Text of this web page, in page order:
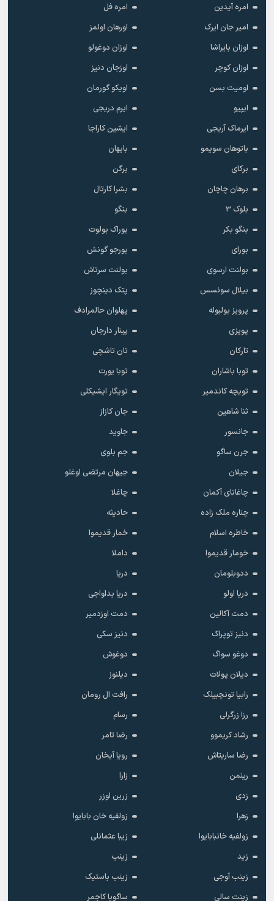
امره آیدین
امره فل
امیر جان ایرک
اورهان اولمز
اوزان بایراشا
اوزان دوغولو
اوزان کوچر
اوزجان دنیز
اومیت بسن
اویکو گورمان
ایپیو
ایرم دریجی
ایرماک آریجی
ایشین کاراجا
باتوهان سویمو
بایهان
برکای
برگن
برهان چاچان
بشرا کارتال
بلوک 3
بنگو
بنگو بکر
بوراک بولوت
بورای
بورجو گونش
بولنت ارسوی
بولنت سرتاش
بیلال سونسس
پتک دینچوز
پرویز بولبوله
پهلوان حالمرادف
پویزی
پینار دارجان
تارکان
تان تاشچی
توبا باشاران
توبا یورت
تویچه کاندمیر
تویگار ایشیکلی
ثنا شاهین
جان کازاز
جانسور
جاوید
جرن ساگو
جم بلوی
جیلان
جیهان مرتضی اوغلو
چاغاتای آکمان
چاغلا
چناره ملک زاده
حادیثه
خاطره اسلام
خمار قدیموا
خومار قدیموا
داملا
ددوبلومان
دریا
دریا اولو
دریا بداواجی
دمت آکالین
دمت اوزدمیر
دنیز توپراک
دنیز سکی
دوغو سواگ
دوغوش
دیلان پولات
دیلنوز
رابیا تونچبیلک
رافت ال رومان
رزا زرگرلی
رسام
رشاد کریموو
رضا تامر
رضا ساریتاش
رویا آیخان
رینمن
زارا
زدی
زرین اوزر
زهرا
زولفیه خان بابایوا
زولفیه خانبابایوا
زیبا عثمانلی
زید
زینب
زینب آوجی
زینب باستیک
زینت سالی
ساگوپا کاجمر